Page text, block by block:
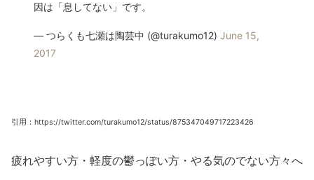
因は「息してない」です。
— つらくも七瀬は陶芸中 (@turakumo12) June 15,
2017
引用：https://twitter.com/turakumo12/status/875347049717223426
疲れやすい方・軽度の鬱っぽい方・やる気のでない方々へ